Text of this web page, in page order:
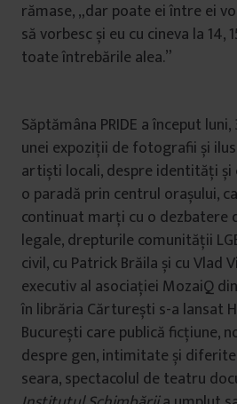
rămase, „dar poate ei între ei
să vorbesc și eu cu cineva la 14,
toate întrebările alea.”
Săptămâna PRIDE a început
unei expoziții de fotografii și
artiști locali, despre identități și
o paradă prin centrul orașului,
continuat marți cu o dezbatere
legale, drepturile comunității
civil, cu Patrick Brăila și cu Vlad
executiv al asociației MozaiQ
în librăria Cărturești s-a lansat
București care publică ficțiune,
despre gen, intimitate și
seara, spectacolul de teatru